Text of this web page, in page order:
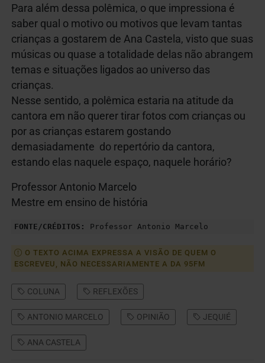
Para além dessa polêmica, o que impressiona é
saber qual o motivo ou motivos que levam tantas
crianças a gostarem de Ana Castela, visto que suas
músicas ou quase a totalidade delas não abrangem
temas e situações ligados ao universo das
crianças.
Nesse sentido, a polêmica estaria na atitude da
cantora em não querer tirar fotos com crianças ou
por as crianças estarem gostando
demasiadamente do repertório da cantora,
estando elas naquele espaço, naquele horário?
Professor Antonio Marcelo
Mestre em ensino de história
FONTE/CRÉDITOS: Professor Antonio Marcelo
O TEXTO ACIMA EXPRESSA A VISÃO DE QUEM O
ESCREVEU, NÃO NECESSARIAMENTE A DA 95FM
COLUNA REFLEXÕES
ANTONIO MARCELO OPINIÃO JEQUIÉ
ANA CASTELA